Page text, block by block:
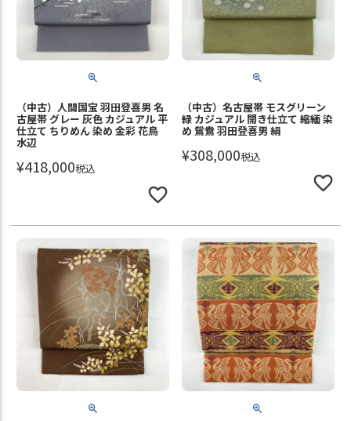
（中古）人間国宝 羽田登喜男 名
古屋帯 グレー 灰色 カジュアル 平
仕立て ちりめん 染め 金彩 花鳥
水辺
¥418,000税込
（中古）名古屋帯 モスグリーン
緑 カジュアル 開き仕立て 縮緬 染
め 鴛鴦 羽田登喜男 絹
¥308,000税込